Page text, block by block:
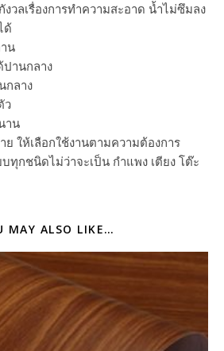
วลเรื่องการทำความสะอาด น้ำไม่ซึมลง
ด้
น
านกลาง
กลาง
ว
าน
ให้เลือกใช้งานตามความต้องการ
ทุกชนิดไม่ว่าจะเป็น กำแพง เตียง โต๊ะ
MAY ALSO LIKE…